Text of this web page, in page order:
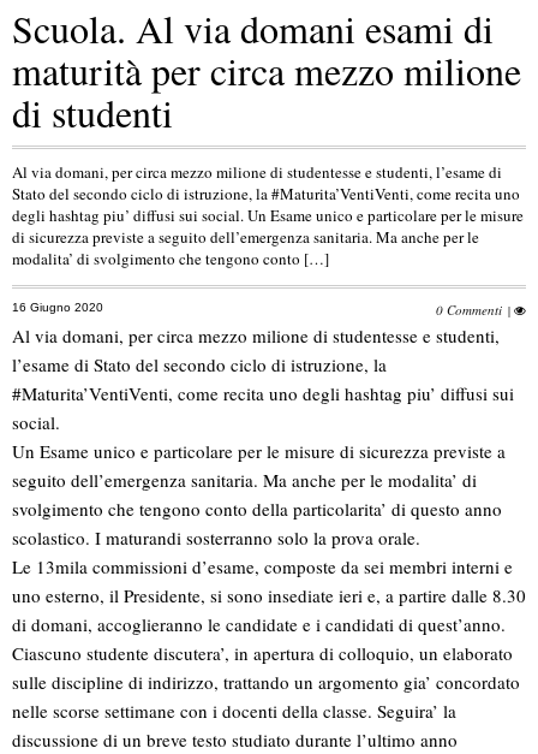
Scuola. Al via domani esami di
maturità per circa mezzo milione
di studenti
Al via domani, per circa mezzo milione di studentesse e studenti, l’esame di
Stato del secondo ciclo di istruzione, la #Maturita’VentiVenti, come recita uno
degli hashtag piu’ diffusi sui social. Un Esame unico e particolare per le misure
di sicurezza previste a seguito dell’emergenza sanitaria. Ma anche per le
modalita’ di svolgimento che tengono conto […]
16 Giugno 2020 0 Commenti |
Al via domani, per circa mezzo milione di studentesse e studenti,
l’esame di Stato del secondo ciclo di istruzione, la
#Maturita’VentiVenti, come recita uno degli hashtag piu’ diffusi sui
social.
Un Esame unico e particolare per le misure di sicurezza previste a
seguito dell’emergenza sanitaria. Ma anche per le modalita’ di
svolgimento che tengono conto della particolarita’ di questo anno
scolastico. I maturandi sosterranno solo la prova orale.
Le 13mila commissioni d’esame, composte da sei membri interni e
uno esterno, il Presidente, si sono insediate ieri e, a partire dalle 8.30
di domani, accoglieranno le candidate e i candidati di quest’anno.
Ciascuno studente discutera’, in apertura di colloquio, un elaborato
sulle discipline di indirizzo, trattando un argomento gia’ concordato
nelle scorse settimane con i docenti della classe. Seguira’ la
discussione di un breve testo studiato durante l’ultimo anno